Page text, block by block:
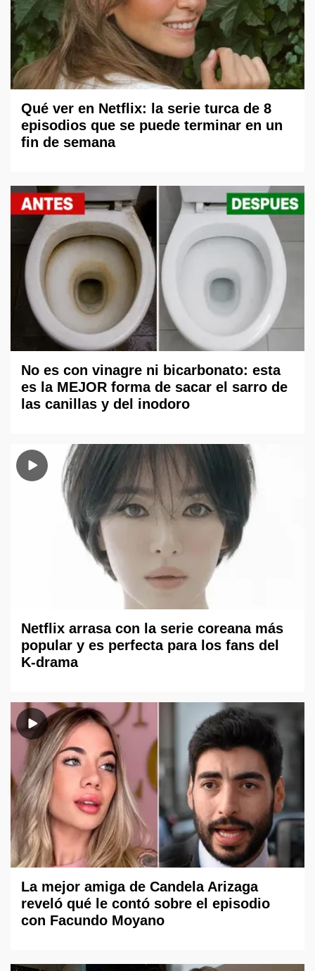
Qué ver en Netflix: la serie turca de 8
episodios que se puede terminar en un
fin de semana
No es con vinagre ni bicarbonato: esta
es la MEJOR forma de sacar el sarro de
las canillas y del inodoro
Netflix arrasa con la serie coreana más
popular y es perfecta para los fans del
K-drama
La mejor amiga de Candela Arizaga
reveló qué le contó sobre el episodio
con Facundo Moyano